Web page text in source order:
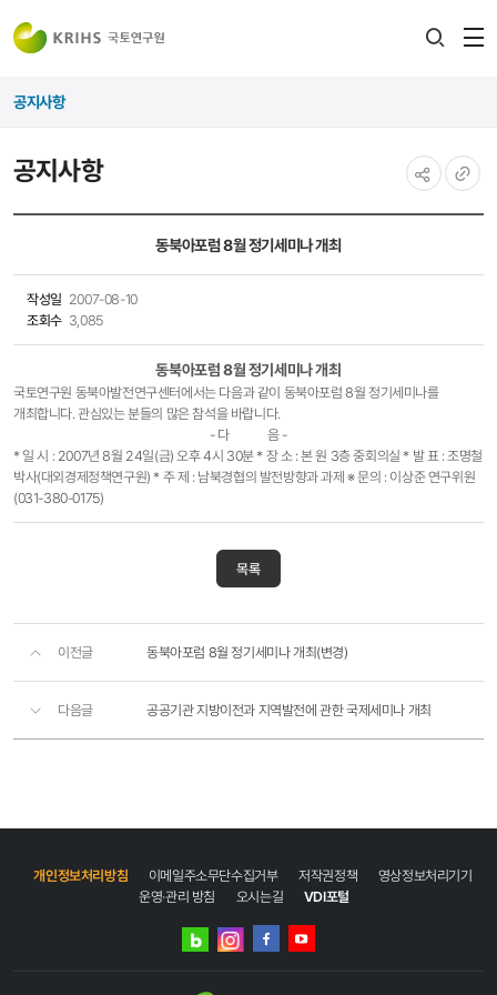
공지사항
공지사항
동북아포럼 8월 정기세미나 개최
작성일 2007-08-10
조회수 3,085
동북아포럼 8월 정기세미나 개최
국토연구원 동북아발전연구센터에서는 다음과 같이 동북아포럼 8월 정기세미나를
개최합니다. 관심있는 분들의 많은 참석을 바랍니다.
- 다 음 -
* 일 시 : 2007년 8월 24일(금) 오후 4시 30분 * 장 소 : 본 원 3층 중회의실 * 발 표 : 조명철
박사(대외경제정책연구원) * 주 제 : 남북경협의 발전방향과 과제 ※ 문의 : 이상준 연구위원
(031-380-0175)
목록
이전글 동북아포럼 8월 정기세미나 개최(변경)
다음글 공공기관 지방이전과 지역발전에 관한 국제세미나 개최
개인정보처리방침 이메일주소무단수집거부 저작권정책
영상정보처리기기
운영·관리 방침
오시는길 VDI포털
네이버
인스타그램